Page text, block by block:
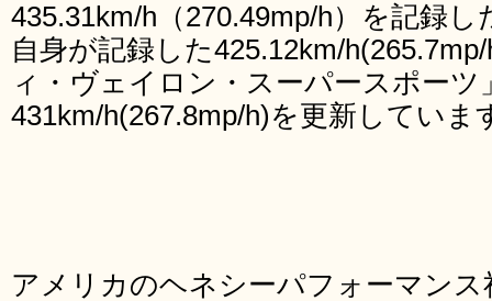
435.31km/h（270.49mp/h）を記録
自身が記録した425.12km/
ィ・ヴェイロン・スーパースポーツ
431km/h(267.8mp/h)を更新していま
アメリカのヘネシーパフォーマン